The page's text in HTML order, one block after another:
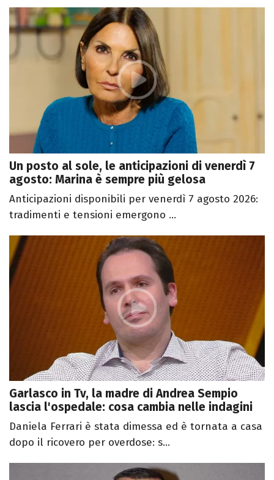
Un posto al sole, le anticipazioni di venerdì 7
agosto: Marina è sempre più gelosa
Anticipazioni disponibili per venerdì 7 agosto 2026:
tradimenti e tensioni emergono ...
Garlasco in Tv, la madre di Andrea Sempio
lascia l'ospedale: cosa cambia nelle indagini
Daniela Ferrari è stata dimessa ed è tornata a casa
dopo il ricovero per overdose: s...